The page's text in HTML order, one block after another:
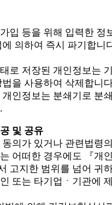
입 등을 위해 입력한 정
의하여 즉시 파기합니
로 저장된 개인정보는
을 사용하여 삭제합니
개인정보는 분쇄기로 분
및 공유
의가 있거나 관련법령
어떠한 경우에도 『개
고지한 범위를 넘어 귀
또는 타기업ㆍ기관에